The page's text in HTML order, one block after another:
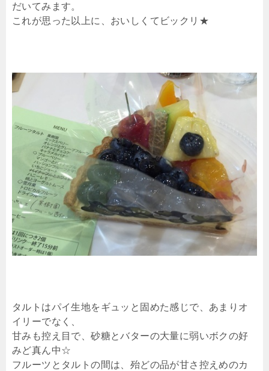
だいてみます。
これが思った以上に、おいしくてビックリ★
タルトはパイ生地をギュッと固めた感じで、あまりオ
イリーでなく、
甘みも控え目で、砂糖とバターの大量に弱いボクの好
みど真ん中☆
フルーツとタルトの間は、殆どの品が甘さ控えめのカ